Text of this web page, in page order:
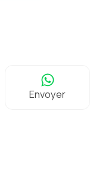
Envoyer